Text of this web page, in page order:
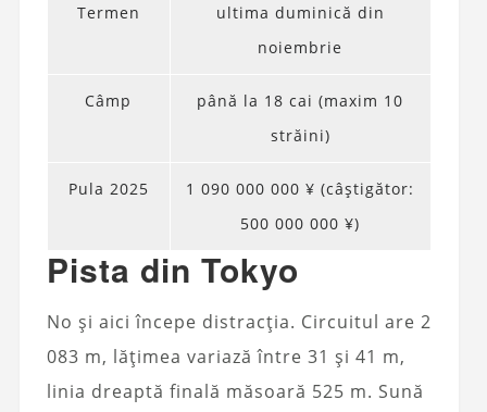
Termen
ultima duminică din
noiembrie
Câmp
până la 18 cai (maxim 10
străini)
Pula 2025
1 090 000 000 ¥ (câștigător:
500 000 000 ¥)
Pista din Tokyo
No și aici începe distracția. Circuitul are 2
083 m, lățimea variază între 31 și 41 m,
linia dreaptă finală măsoară 525 m. Sună